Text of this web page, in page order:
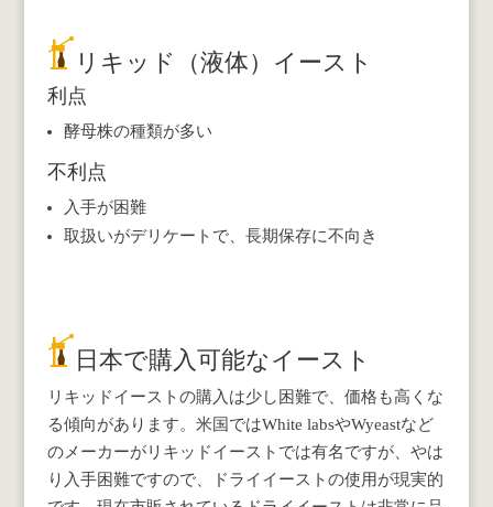
リキッド（液体）イースト
利点
酵母株の種類が多い
不利点
入手が困難
取扱いがデリケートで、長期保存に不向き
日本で購入可能なイースト
リキッドイーストの購入は少し困難で、価格も高くな
る傾向があります。米国ではWhite labsやWyeastなど
のメーカーがリキッドイーストでは有名ですが、やは
り入手困難ですので、ドライイーストの使用が現実的